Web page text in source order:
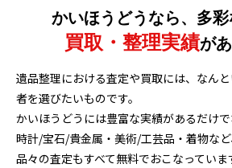
かいほうどうなら、多
買取・整理実績が
遺品整理における査定や買取には、なん
者を選びたいものです。
かいほうどうには豊富な実績があるだけ
時計/宝石/貴金属・美術/工芸品・着物な
品々の査定もすべて無料でおこなっていま